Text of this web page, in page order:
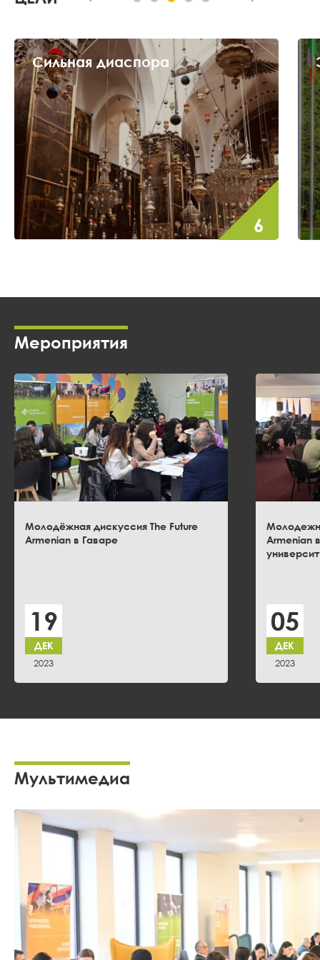
Эффективные партнёрства
Добиться выхода из изоляции и обрести
значимость благодаря региональному и
глобальному стратегическому
взаимодействию.
7
Мероприятия
Молодёжная дискуссия The Future
Armenian в Гаваре
19
ДЕК
2023
Armenian
05
ДЕК
2023
Мультимедиа